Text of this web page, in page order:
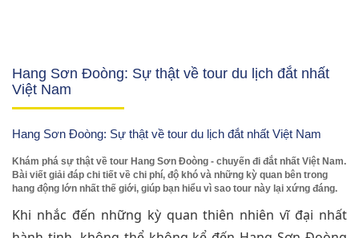
Hang Sơn Đoòng: Sự thật về tour du lịch đắt nhất
Việt Nam
Hang Sơn Đoòng: Sự thật về tour du lịch đắt nhất Việt Nam
Khám phá sự thật về tour Hang Sơn Đoòng - chuyến đi đắt nhất Việt Nam.
Bài viết giải đáp chi tiết về chi phí, độ khó và những kỳ quan bên trong
hang động lớn nhất thế giới, giúp bạn hiểu vì sao tour này lại xứng đáng.
Khi nhắc đến những kỳ quan thiên nhiên vĩ đại nhất